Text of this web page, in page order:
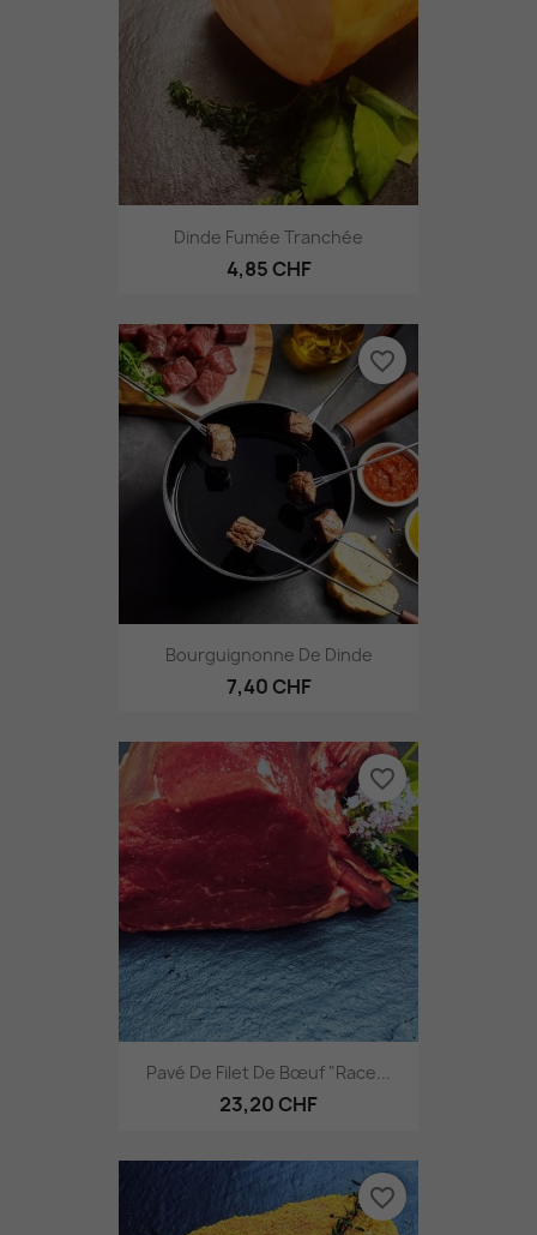
Dinde Fumée Tranchée
4,85 CHF
Bourguignonne De Dinde
7,40 CHF
favorite_border
Pavé De Filet De Bœuf "Race...
23,20 CHF
favorite_border
favorite_border